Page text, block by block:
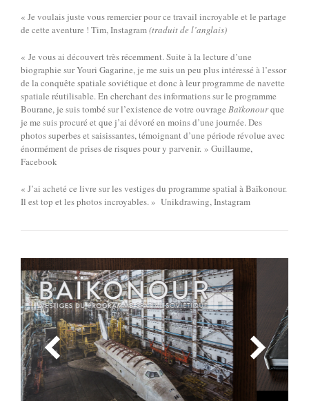
« Je voulais juste vous remercier pour ce travail incroyable et le partage
de cette aventure ! Tim, Instagram(traduit de l’anglais)
« Je vous ai découvert très récemment. Suite à la lecture d’une
biographie sur Youri Gagarine, je me suis un peu plus intéressé à l’essor
de la conquête spatiale soviétique et donc à leur programme de navette
spatiale réutilisable. En cherchant des informations sur le programme
Bourane, je suis tombé sur l’existence de votre ouvrage Baïkonourque
je me suis procuré et que j’ai dévoré en moins d’une journée. Des
photos superbes et saisissantes, témoignant d’une période révolue avec
énormément de prises de risques pour y parvenir. » Guillaume,
Facebook
« J’ai acheté ce livre sur les vestiges du programme spatial à Baïkonour.
Il est top et les photos incroyables. » Unikdrawing, Instagram